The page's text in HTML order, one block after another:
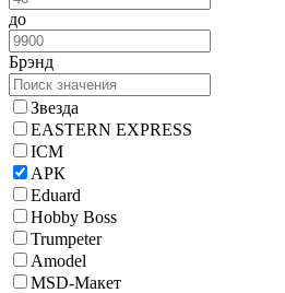
до
Брэнд
Звезда
EASTERN EXPRESS
ICM
АРК
Eduard
Hobby Boss
Trumpeter
Amodel
MSD-Макет